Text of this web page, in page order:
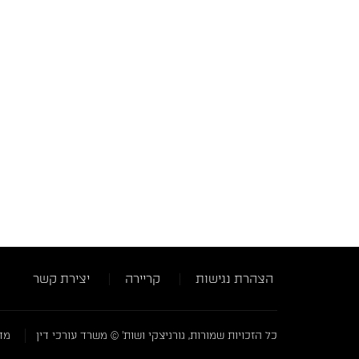
הצהרת נגישות קריירה יצירת קשר
כל הזכויות שמורות, גורניצקי ושות' © משרד עורכי דין